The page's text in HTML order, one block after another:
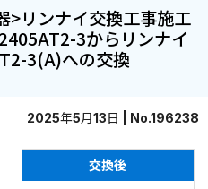
>リンナイ交換工事施工
3からリンナイ
3(A)への交換
2025年5月13日 | No.196238
交換後